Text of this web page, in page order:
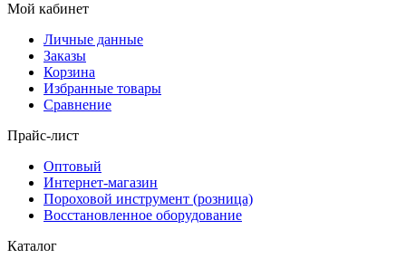
Мой кабинет
Личные данные
Заказы
Корзина
Избранные товары
Сравнение
Прайс-лист
Оптовый
Интернет-магазин
Пороховой инструмент (розница)
Восстановленное оборудование
Каталог